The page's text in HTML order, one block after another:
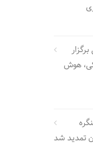
هوش
تمدید شد